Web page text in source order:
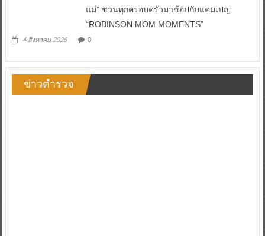
แม่” ชวนทุกครอบครัวมาช้อปกับแคมเปญ
“ROBINSON MOM MOMENTS”
4 สิงหาคม 2026 0
ข่าวตำรวจ